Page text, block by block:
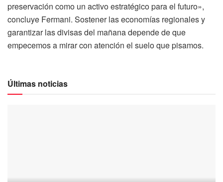
preservación como un activo estratégico para el futuro»,
concluye Fermani. Sostener las economías regionales y
garantizar las divisas del mañana depende de que
empecemos a mirar con atención el suelo que pisamos.
Últimas noticias